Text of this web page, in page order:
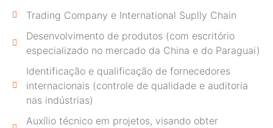
Trading Company e International Suplly Chain
Desenvolvimento de produtos (com escritório
especializado no mercado da China e do Paraguai)
Identificação e qualificação de fornecedores
internacionais (controle de qualidade e auditoria
nas indústrias)
Auxílio técnico em projetos, visando obter